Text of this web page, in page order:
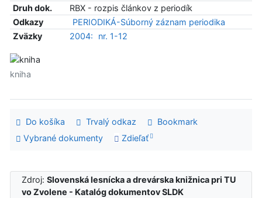
Druh dok.
RBX - rozpis článkov z periodík
Odkazy
PERIODIKÁ-Súborný záznam periodika
Zväzky
2004: nr. 1-12
kniha
Do košíka Trvalý odkaz
Bookmark
Vybrané dokumenty
Zdieľať
Zdroj:Slovenská lesnícka a drevárska knižnica pri TU
vo Zvolene - Katalóg dokumentov SLDK